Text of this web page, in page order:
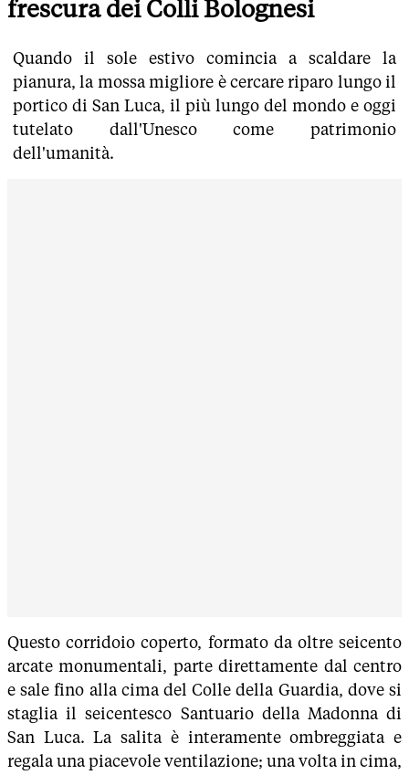
frescura dei Colli Bolognesi
Quando il sole estivo comincia a scaldare la
pianura, la mossa migliore è cercare riparo lungo il
portico di San Luca, il più lungo del mondo e oggi
tutelato dall'Unesco come patrimonio
dell'umanità.
Questo corridoio coperto, formato da oltre seicento
arcate monumentali, parte direttamente dal centro
e sale fino alla cima del Colle della Guardia, dove si
staglia il seicentesco Santuario della Madonna di
San Luca. La salita è interamente ombreggiata e
regala una piacevole ventilazione; una volta in cima,